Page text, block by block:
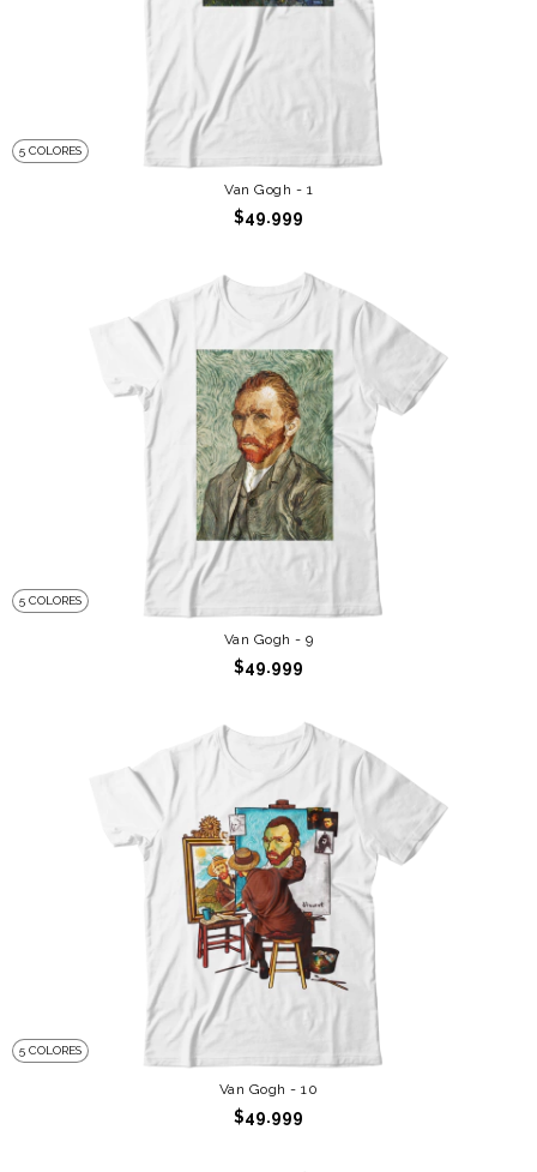
5 COLORES
Van Gogh - 1
$49.999
5 COLORES
Van Gogh - 9
$49.999
5 COLORES
Van Gogh - 10
$49.999